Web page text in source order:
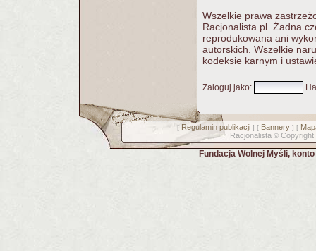
Wszelkie prawa
Racjonalista.pl. Żadna
reprodukowana ani
autorskich. Wszelkie
kodeksie karnym i
Zaloguj jako:
[ Regulamin publikacji] [ Bannery] [
Racjonalista © Copyright
Fundacja Wolnej Myśli,